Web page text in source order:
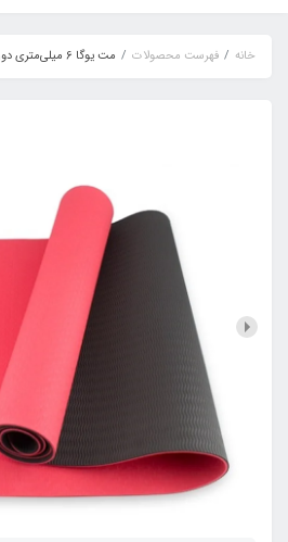
خانه فهرست محصولات مت یوگا 6 میلی‌متری دورنگ Agilinex